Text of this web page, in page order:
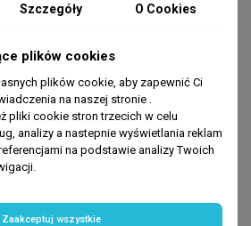
zakupy
DOŁĄCZ
Szczegóły O Cookies
plików cookies
plików cookie, aby zapewnić Ci
na naszej stronie .
pliki cookie stron trzecich w celu
analizy a nastepnie wyświetlania reklam
na podstawie analizy Twoich
Zaakceptuj wszystkie